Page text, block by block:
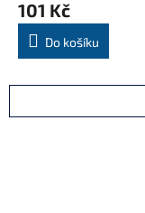
101 Kč
Do košíku